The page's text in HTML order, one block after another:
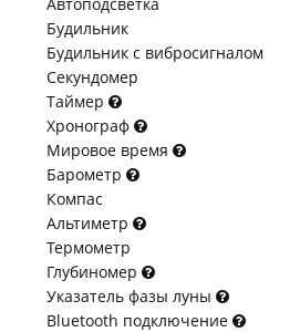
Будильник
Будильник с вибросигналом
Секундомер
Таймер
Хронограф
Мировое время
Барометр
Компас
Альтиметр
Термометр
Глубиномер
Указатель фазы луны
Bluetooth подключение